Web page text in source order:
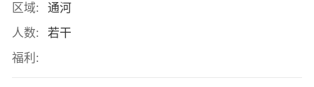
区域:
通河
人数:
若干
福利: